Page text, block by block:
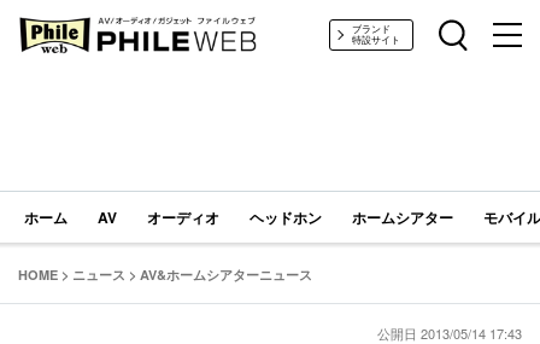
PHILE WEB｜AV/オーディオ/ガジェットブランド
特設サイト
ホーム AV オーディオ ヘッドホン ホームシアター モバイ
HOME > ニュース > AV&ホームシアターニュース
公開日 2013/05/14 17:43